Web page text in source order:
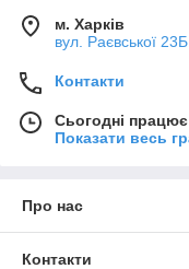
м. Харків
вул. Раєвської
Контакти
Сьогодні
Показати весь
Про нас
Контакти